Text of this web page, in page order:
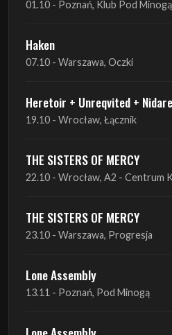
Heretoir + Unreqvited + Nidare
THE SISTERS OF MERCY
22.10 - Wrocław, A2 - Centrum
THE SISTERS OF MERCY
Lone Assembly
Lone Assembly
14.11 - Piekary Śląskie, OK
Lone Assembly